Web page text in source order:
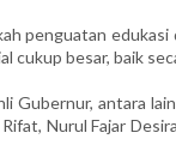
penguatan
cukup besar, baik
Gubernur, antara
Nurul Fajar